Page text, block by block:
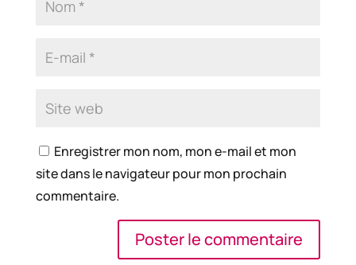
Enregistrer mon nom, mon e-mail et mon
site dans le navigateur pour mon prochain
commentaire.